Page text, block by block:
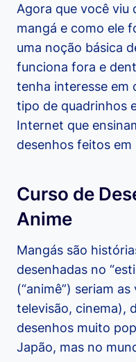
Agora que você viu
mangá e como ele
uma noção básica
funciona fora e
tenha interesse em
tipo de quadrinhos
Internet que
desenhos feitos em
Curso de
Anime
Mangás são
desenhadas no
(“animê”) seriam
televisão, cinema),
desenhos muito
Japão, mas no